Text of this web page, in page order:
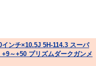
ンチ×10.5J 5H-114.3 スーパ
～+50 プリズムダークガンメ